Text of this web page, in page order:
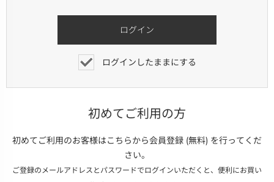
ログインしたままにする
初めてご利用の方
初めてご利用のお客様はこちらから会員登録 (無料) を行ってくだ
さい。
ご登録のメールアドレスとパスワードでログインいただくと、便利にお買い